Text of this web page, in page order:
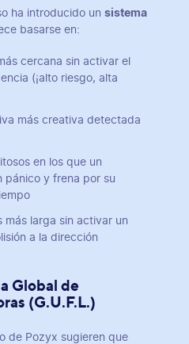
ha introducido un sistema
basarse en:
cercana sin activar el
(¡alto riesgo, alta
más creativa detectada
en los que un
pánico y frena por su
más larga sin activar un
a la dirección
Global de
(G.U.F.L.)
de Pozyx sugieren que